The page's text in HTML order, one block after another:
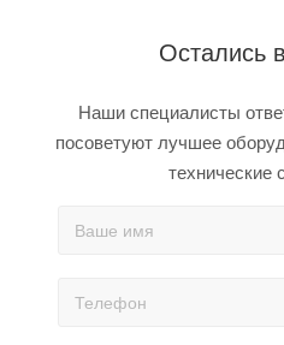
Остались
Наши специалисты
посоветуют лучшее
технические